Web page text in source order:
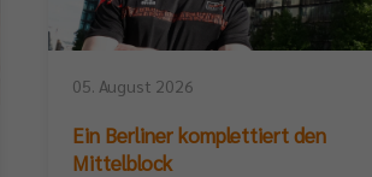
05. August 2026
Ein Berliner komplettiert den
Mittelblock